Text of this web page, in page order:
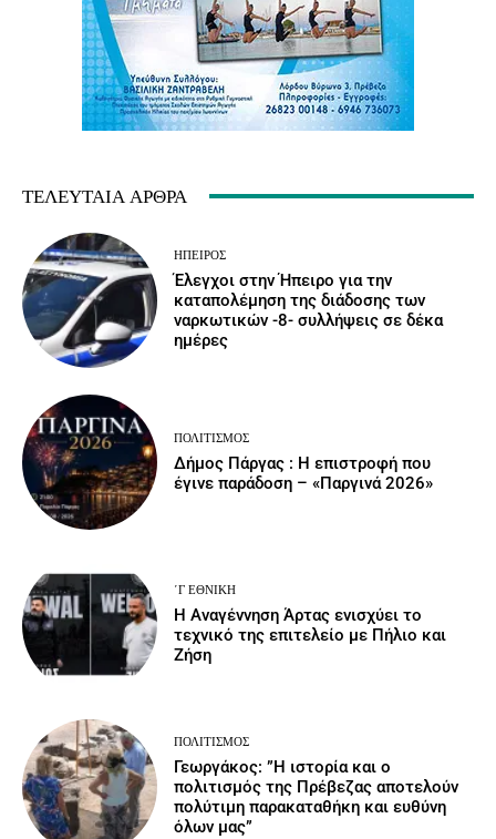
ΤΕΛΕΥΤΑΊΑ ΆΡΘΡΑ
ΉΠΕΙΡΟΣ
Έλεγχοι στην Ήπειρο για την
καταπολέμηση της διάδοσης των
ναρκωτικών -8- συλλήψεις σε δέκα
ημέρες
ΠΟΛΙΤΙΣΜΌΣ
Δήμος Πάργας : Η επιστροφή που
έγινε παράδοση – «Παργινά 2026»
΄Γ ΕΘΝΙΚΉ
Η Αναγέννηση Άρτας ενισχύει το
τεχνικό της επιτελείο με Πήλιο και
Ζήση
ΠΟΛΙΤΙΣΜΌΣ
Γεωργάκος: ”Η ιστορία και ο
πολιτισμός της Πρέβεζας αποτελούν
πολύτιμη παρακαταθήκη και ευθύνη
όλων μας”